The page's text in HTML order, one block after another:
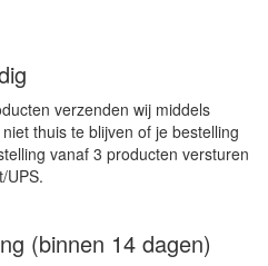
verzenden wij middels
thuis te blijven of je bestelling
vanaf 3 producten versturen
UPS.
(binnen 14 dagen)